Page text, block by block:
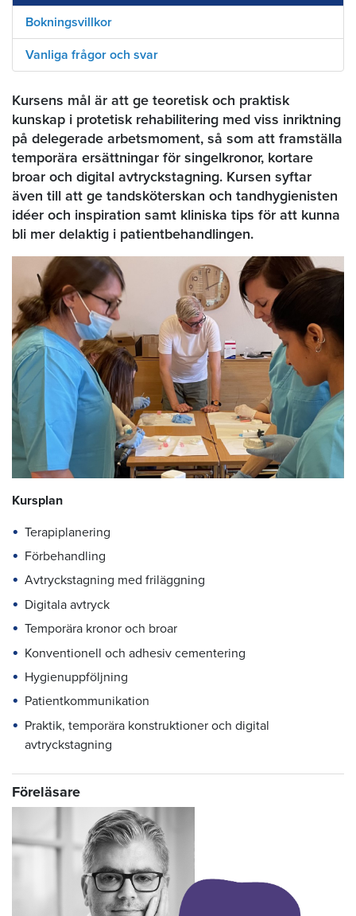
Bokningsvillkor
Vanliga frågor och svar
Kursens mål är att ge teoretisk och praktisk
kunskap i protetisk rehabilitering med viss inriktning
på delegerade arbetsmoment, så som att framställa
temporära ersättningar för singelkronor, kortare
broar och digital avtryckstagning. Kursen syftar
även till att ge tandsköterskan och tandhygienisten
idéer och inspiration samt kliniska tips för att kunna
bli mer delaktig i patientbehandlingen.
Kursplan
Terapiplanering
Förbehandling
Avtryckstagning med friläggning
Digitala avtryck
Temporära kronor och broar
Konventionell och adhesiv cementering
Hygienuppföljning
Patientkommunikation
Praktik, temporära konstruktioner och digital
avtryckstagning
Föreläsare